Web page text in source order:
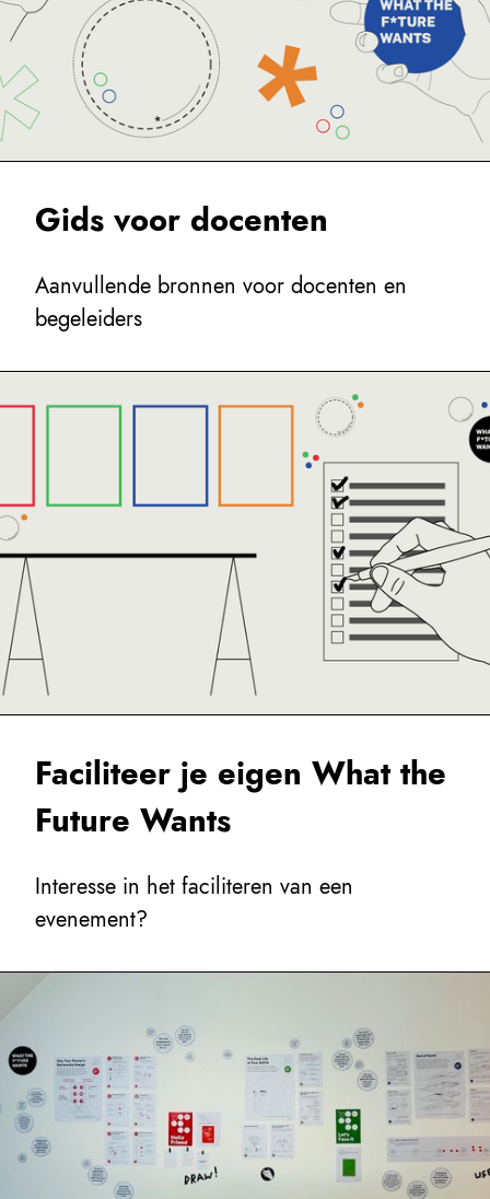
Gids voor docenten
Aanvullende bronnen voor docenten en
begeleiders
Faciliteer je eigen What the
Future Wants
Interesse in het faciliteren van een
evenement?